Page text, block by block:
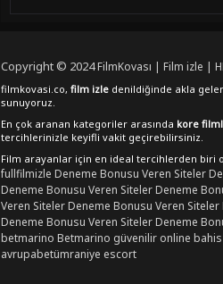
Copyright © 2024FilmKovası | Film izle |
filmkovasi.co, film izle denildiğinde akla
sunuyoruz.
En çok aranan kategoriler arasında kore
tercihlerinizle keyifli vakit geçirebilirsiniz.
Film arayanlar için en ideal tercihlerden biri
fullfilmizle Deneme Bonusu Veren Siteler
Deneme Bonusu Veren SitelerDeneme
Veren SitelerDeneme Bonusu Veren Siteler
Deneme Bonusu Veren SitelerDeneme
betmarino Betmarino güvenilir online
avrupabetümraniye escort